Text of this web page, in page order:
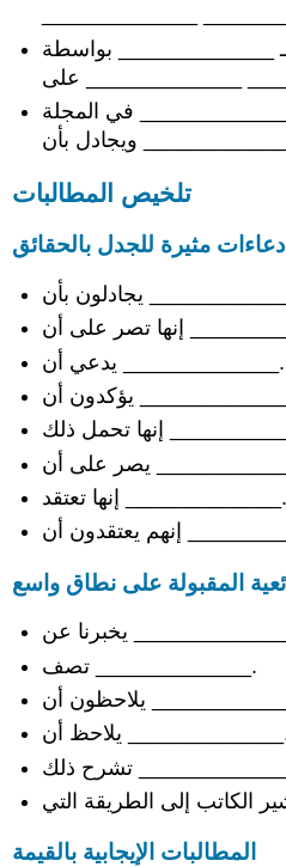
_____________
_____________ بواسطة
في المجلة
تلخيص المطالبات
ادعاءات مثيرة للجدل بالحقائق
بأن _____________.
_____________.
يدعي أن _____________.
أن _____________.
ذلك _____________.
أن _____________.
إنها تعتقد _____________.
_____________.
المقبولة على نطاق واسع
عن _____________.
تصف _____________.
أن _____________.
أن _____________.
ذلك _____________.
المطالبات الإيجابية بالقيمة